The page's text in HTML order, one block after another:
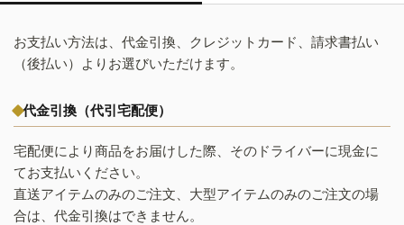
お支払い方法は、代金引換、クレジットカード、請求書払い
（後払い）よりお選びいただけます。
代金引換（代引宅配便）
宅配便により商品をお届けした際、そのドライバーに現金に
てお支払いください。
直送アイテムのみのご注文、大型アイテムのみのご注文の場
合は、代金引換はできません。